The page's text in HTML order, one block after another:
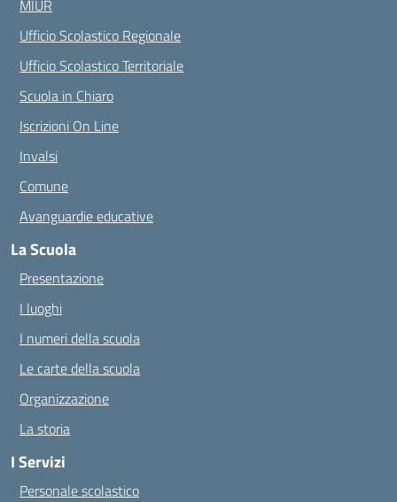
MIUR
Ufficio Scolastico Regionale
Ufficio Scolastico Territoriale
Scuola in Chiaro
Iscrizioni On Line
Invalsi
Comune
Avanguardie educative
La Scuola
Presentazione
I luoghi
I numeri della scuola
Le carte della scuola
Organizzazione
La storia
I Servizi
Personale scolastico